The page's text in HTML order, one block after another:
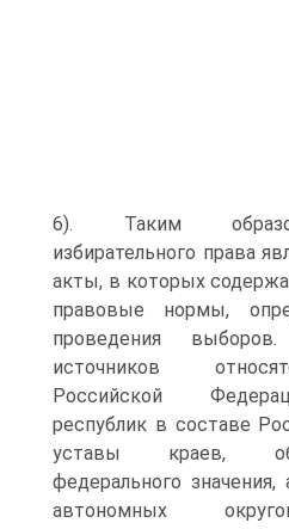
6). Таким
избирательного права
акты, в которых
правовые нормы,
проведения
источников
Российской
республик в составе
уставы краев,
федерального
автономных